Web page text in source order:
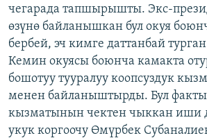
ЭЕ/АРнун бардык сайттары
чегарада тапшырышты. Экс-
өзүнө байланышкан бул окуя
бербей, эч кимге даттанбай
Кемин окуясы боюнча камакта
бошотуу тууралуу коопсуздук
менен байланыштырды. Бул
кызматынын чектен чыккан иши
укук коргоочу Өмүрбек